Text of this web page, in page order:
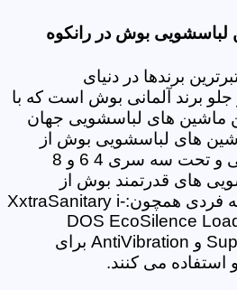
بوش در رانکوه
برندها در دنیای
برند آلمانی بوش است که با
ماشین های لباسشویی جهان
های لباسشویی بوش از
ظرفیت 7 تا 9 کیلوگرمی و تحت سه سری 4 6 و 8
های قدرتمند بوش از
تکنولوژی های منحصر به فردی همچون:XxtraSanitary i-
DOS EcoSilence
SuperQuick PowerWash و AntiVibration برای
می کنند.